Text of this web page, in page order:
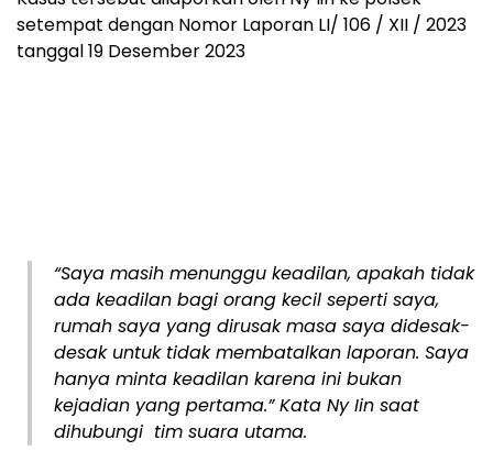
setempat dengan Nomor Laporan LI/ 106 / XII / 2023
tanggal 19 Desember 2023
“Saya masih menunggu keadilan, apakah tidak
ada keadilan bagi orang kecil seperti saya,
rumah saya yang dirusak masa saya didesak-
desak untuk tidak membatalkan laporan. Saya
hanya minta keadilan karena ini bukan
kejadian yang pertama.” Kata Ny Iin saat
dihubungi tim suara utama.